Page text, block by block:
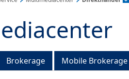
Brokerage Mobile Brokerage